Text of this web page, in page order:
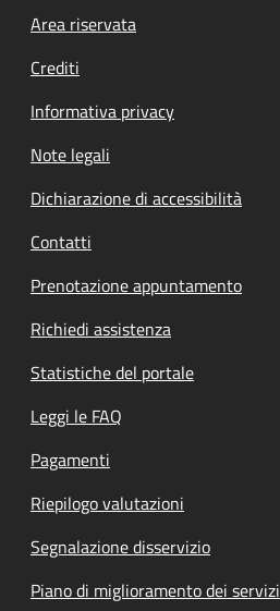
Footer menu
Area riservata
Crediti
Informativa privacy
Note legali
Dichiarazione di accessibilità
Contatti
Prenotazione appuntamento
Richiedi assistenza
Statistiche del portale
Leggi le FAQ
Pagamenti
Riepilogo valutazioni
Segnalazione disservizio
Piano di miglioramento dei servizi